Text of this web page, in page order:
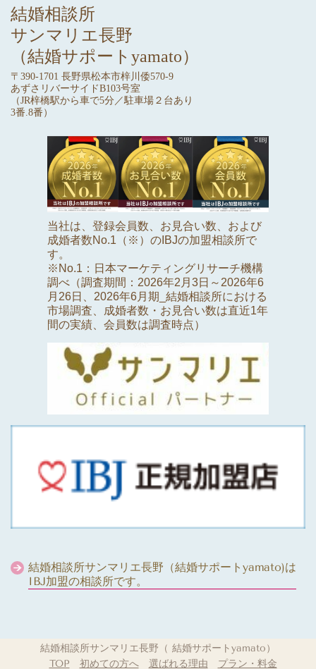
結婚相談所
サンマリエ長野
（結婚サポートyamato）
〒390-1701 長野県松本市梓川倭570-9
あずさリバーサイドB103号室
（JR梓橋駅から車で5分／駐車場２台あり
3番.8番）
当社は、登録会員数、お見合い数、および
成婚者数No.1（※）のIBJの加盟相談所で
す。
※No.1：日本マーケティングリサーチ機構
調べ（調査期間：2026年2月3日～2026年6
月26日、2026年6月期_結婚相談所における
市場調査、成婚者数・お見合い数は直近1年
間の実績、会員数は調査時点）
結婚相談所サンマリエ長野（結婚サポートyamato)は
IBJ加盟の相談所です。
結婚相談所サンマリエ長野（ 結婚サポートyamato）
TOP
初めての方へ 選ばれる理由 プラン・料金